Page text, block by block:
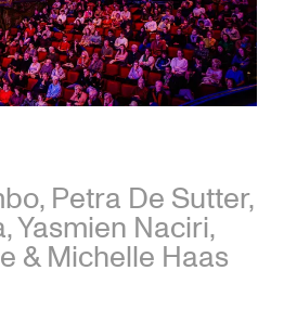
Petra De Sutter,
Yasmien Naciri,
& Michelle Haas